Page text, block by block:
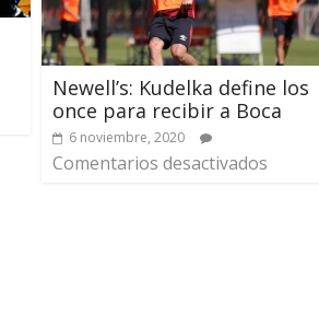
Newell’s: Kudelka define los
once para recibir a Boca
6 noviembre, 2020
Comentarios desactivados